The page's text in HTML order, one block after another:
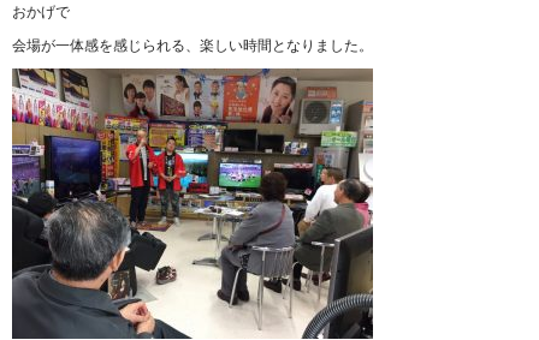
おかげで
会場が一体感を感じられる、楽しい時間となりました。